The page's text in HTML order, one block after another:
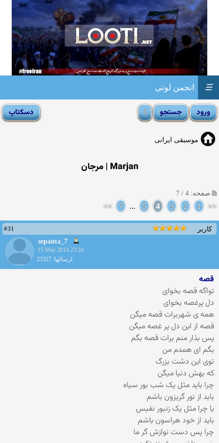
انجمن لوتی ☰
موسیقی ایرانی
Marjan | مرجان
صفحه: 4 / 7
<<
1
2
3
4
5
...
7
>>
کاربر
#31
sepanta_7
15 May 2014 23:24
ارسالها: 23327
قصه
تواگه قصه بخوای
دل پرغصه بخوای
همه ی شهربرات قصه میگن
قصه از این دل پر غصه میگن
پس بذار منم برات قصه بگم
بگم ای همدم من
توی این دشت بزرگ
که بهش دنیا میگن
چرا باید مثل یک شب بور سیاه
باید از نور گریزون باشم
یا چرا مثل یک زنبور نفیس
باید از خود هراسون باشم
چرا پس دست نوازش گر ما